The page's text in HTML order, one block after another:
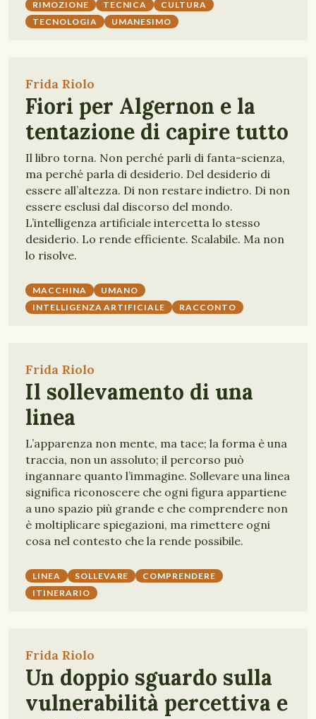
RIMOZIONE TECNICA
CULTURA
TECNOLOGIA
UMANESIMO
Frida Riolo
Fiori per Algernon e la
tentazione di capire tutto
Il libro torna. Non perché parli di fanta-scienza,
ma perché parla di desiderio. Del desiderio di
essere all’altezza. Di non restare indietro. Di non
essere esclusi dal discorso del mondo.
L’intelligenza artificiale intercetta lo stesso
desiderio. Lo rende efficiente. Scalabile. Ma non
lo risolve.
MACCHINA
UMANO
INTELLIGENZA ARTIFICIALE
RACCONTO
Frida Riolo
Il sollevamento di una
linea
L’apparenza non mente, ma tace; la forma è una
traccia, non un assoluto; il percorso può
ingannare quanto l’immagine. Sollevare una linea
significa riconoscere che ogni figura appartiene
a uno spazio più grande e che comprendere non
è moltiplicare spiegazioni, ma rimettere ogni
cosa nel contesto che la rende possibile.
LINEA SOLLEVARE
COMPRENDERE
ITINERARIO
Frida Riolo
Un doppio sguardo sulla
vulnerabilità percettiva e